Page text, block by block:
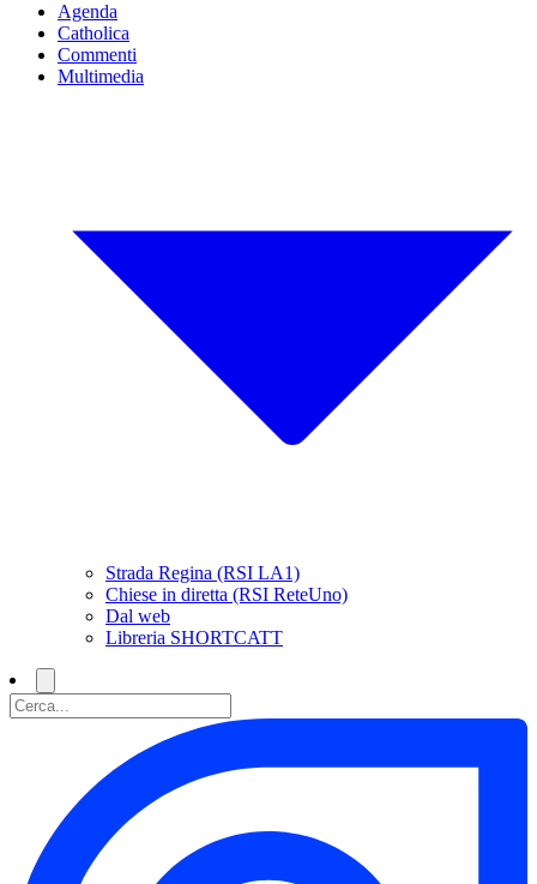
Agenda
Catholica
Commenti
Multimedia
Strada Regina (RSI LA1)
Chiese in diretta (RSI ReteUno)
Dal web
Libreria SHORTCATT